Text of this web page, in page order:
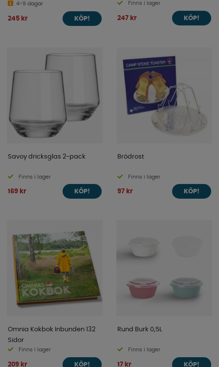
4-9 dagar
245 kr KÖP!
Finns i lager
247 kr KÖP!
Savoy dricksglas 2-pack
Finns i lager
169 kr KÖP!
Brödrost
Finns i lager
97 kr KÖP!
Omnia Kokbok Inbunden 132
Sidor
Finns i lager
209 kr KÖP!
Rund Burk 0,5L
Finns i lager
17 kr KÖP!